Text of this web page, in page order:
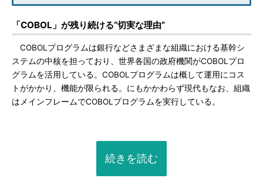
「COBOL」が残り続ける“切実な理由”
COBOLプログラムは銀行などさまざまな組織における基幹シ
ステムの中核を担っており、世界各国の政府機関がCOBOLプロ
グラムを活用している。COBOLプログラムは概して運用にコス
トがかかり、機能が限られる。にもかかわらず現代もなお、組織
はメインフレームでCOBOLプログラムを実行している。
続きを読む